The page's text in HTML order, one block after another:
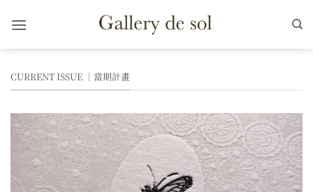
CURRENT ISSUE ｜當期計畫